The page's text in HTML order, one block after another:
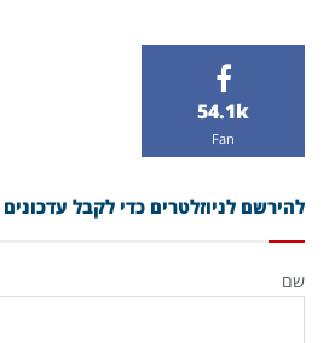
54.1k
Fan
להירשם לניוזלטרים כדי לקבל
שם